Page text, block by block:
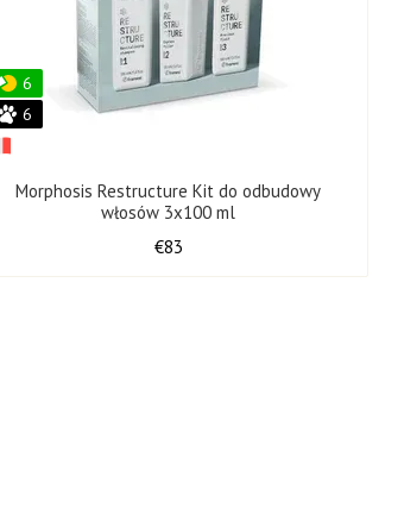
6
6
Morphosis Restructure Kit do odbudowy
włosów 3x100 ml
€83